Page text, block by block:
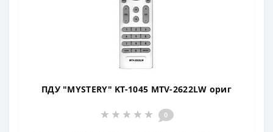
ПДУ "MYSTERY" KT-1045 MTV-2622LW ориг
0